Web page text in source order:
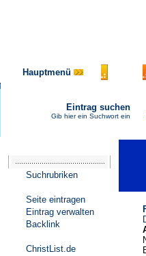
Hauptmenü
Eintrag suchen
Gib hier ein Suchwort ein
Suchrubriken
Seite eintragen
Eintrag verwalten
Backlink
ChristList.de